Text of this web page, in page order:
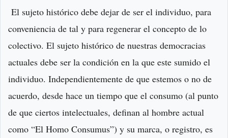
El sujeto histórico debe dejar de ser el individuo, para
conveniencia de tal y para regenerar el concepto de lo
colectivo. El sujeto histórico de nuestras democracias
actuales debe ser la condición en la que este sumido el
individuo. Independientemente de que estemos o no de
acuerdo, desde hace un tiempo que el consumo (al punto
de que ciertos intelectuales, definan al hombre actual
como “El Homo Consumus”) y su marca, o registro, es